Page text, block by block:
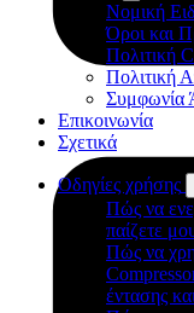
Νομική
Όροι και
Πολιτική
Πολιτική
Συμφωνία
Επικοινωνία
Σχετικά
Οδηγίες χρήσης
Πώς να
παίζετε
Πώς να
έντασης